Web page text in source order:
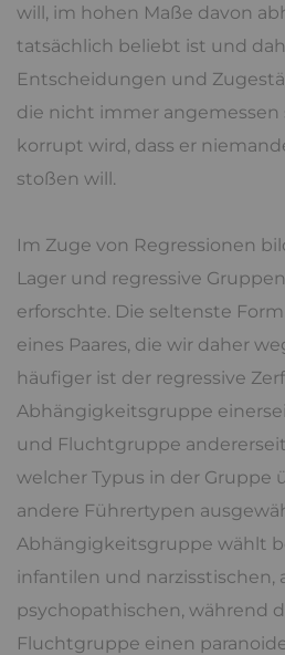
will, im hohen Maße davon
tatsächlich beliebt ist und
Entscheidungen und
die nicht immer
korrupt wird, dass er
stoßen will.
Im Zuge von Regressionen
Lager und regressive
erforschte. Die seltenste
eines Paares, die wir daher
häufiger ist der regressive
Abhängigkeitsgruppe
und Fluchtgruppe
welcher Typus in der Gruppe
andere Führertypen
Abhängigkeitsgruppe wählt
infantilen und narzisstischen,
psychopathischen, während
Fluchtgruppe einen